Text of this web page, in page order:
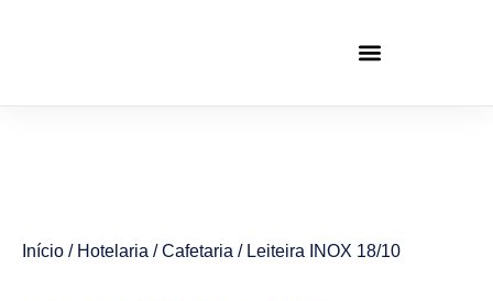
Início / Hotelaria /Cafetaria / Leiteira INOX 18/10